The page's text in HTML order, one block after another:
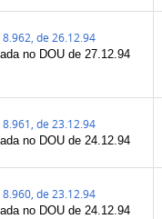
8.962, de 26.12.94
no DOU de 27.12.94
8.961, de 23.12.94
no DOU de 24.12.94
8.960, de 23.12.94
no DOU de 24.12.94